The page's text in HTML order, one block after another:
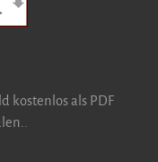
kostenlos als PDF